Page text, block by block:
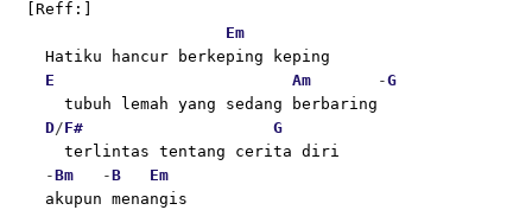
[Reff:]
Em
  Hatiku hancur berkeping keping
E
Am
       -
G
    tubuh lemah yang sedang berbaring
D/F#
G
    terlintas tentang cerita diri
  -
Bm
   -
B
Em
  akupun menangis